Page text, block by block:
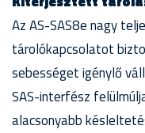
Az AS-SAS8e nagy
tárolókapcsolatot
sebességet igénylő
SAS-interfész
alacsonyabb